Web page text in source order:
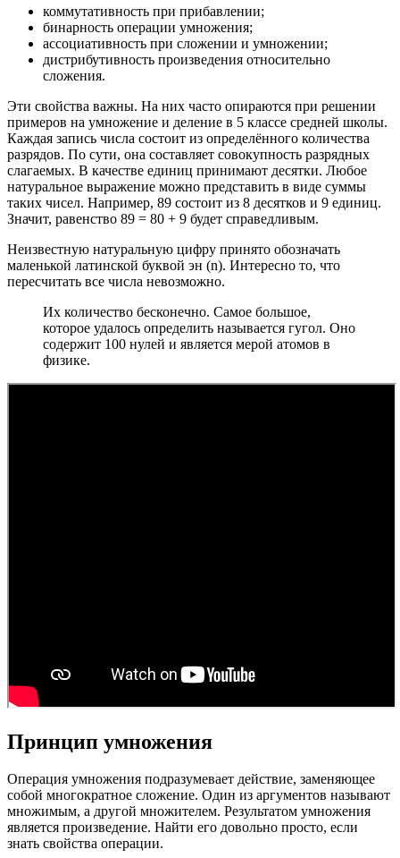
коммутативность при прибавлении;
бинарность операции умножения;
ассоциативность при сложении и умножении;
дистрибутивность произведения относительно
сложения.
Эти свойства важны. На них часто опираются при решении
примеров на умножение и деление в 5 классе средней школы.
Каждая запись числа состоит из определённого количества
разрядов. По сути, она составляет совокупность разрядных
слагаемых. В качестве единиц принимают десятки. Любое
натуральное выражение можно представить в виде суммы
таких чисел. Например, 89 состоит из 8 десятков и 9 единиц.
Значит, равенство 89 = 80 + 9 будет справедливым.
Неизвестную натуральную цифру принято обозначать
маленькой латинской буквой эн (n). Интересно то, что
пересчитать все числа невозможно.
Их количество бесконечно. Самое большое,
которое удалось определить называется гугол. Оно
содержит 100 нулей и является мерой атомов в
физике.
Принцип умножения
Операция умножения подразумевает действие, заменяющее
собой многократное сложение. Один из аргументов называют
множимым, а другой множителем. Результатом умножения
является произведение. Найти его довольно просто, если
знать свойства операции.